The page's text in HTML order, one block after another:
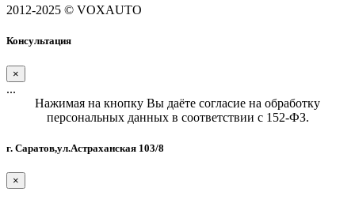
2012-2025 © VOXAUTO
Консультация
×
...
Нажимая на кнопку Вы даёте согласие на обработку
персональных данных в соответствии с 152-ФЗ.
г. Саратов,ул.Астраханская 103/8
×